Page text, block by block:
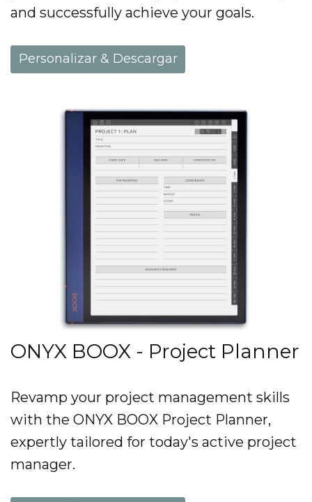
and successfully achieve your goals.
Personalizar & Descargar
ONYX BOOX - Project Planner
Revamp your project management skills
with the ONYX BOOX Project Planner,
expertly tailored for today's active project
manager.